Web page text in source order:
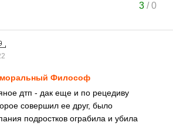
3/0
Философ
дтп - дак еще и по рецедиву
совершил ее друг, было
подростков ограбила и убила